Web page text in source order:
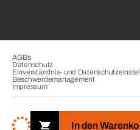
In den
Copyright © 2026. BTI
Rechte vorbehalten. Verkauf nur an
AGBs
Datenschutz
Einverständnis- und
Beschwerdemanagement
Impressum